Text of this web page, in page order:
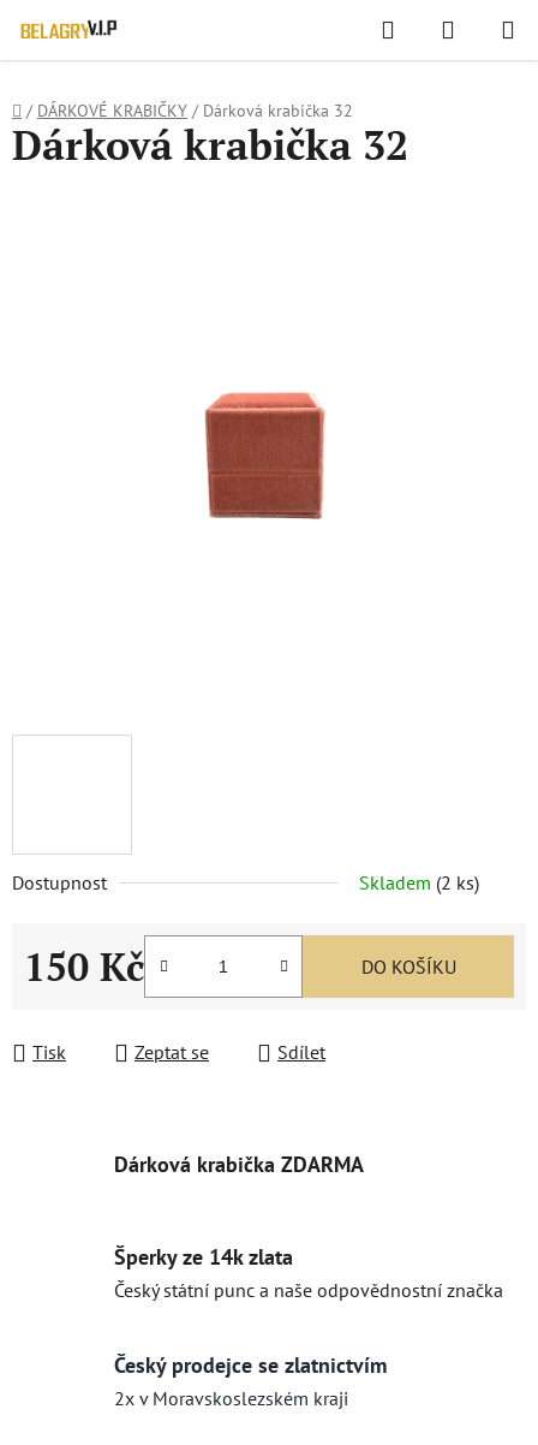
WIDGET HODNOCENÍ OBCHODU
Přejít
na
Hledat
KOŠÍK
Domů
/ DÁRKOVÉ KRABIČKY / Dárková krabička 32
Dostupnost Skladem (2 ks)
150 Kč DO KOŠÍKU
Tisk Zeptat se Sdílet
Dárková krabička 32
Dárková krabička ZDARMA
Šperky ze 14k zlata
Český státní punc a naše odpovědnostní značka
Český prodejce se zlatnictvím
2x v Moravskoslezském kraji